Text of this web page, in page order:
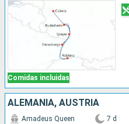
Comidas incluidas
ALEMANIA, AUSTRIA
Amadeus Queen 7 d